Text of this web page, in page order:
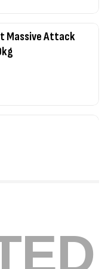
Massive Attack
Accessoires bateaux